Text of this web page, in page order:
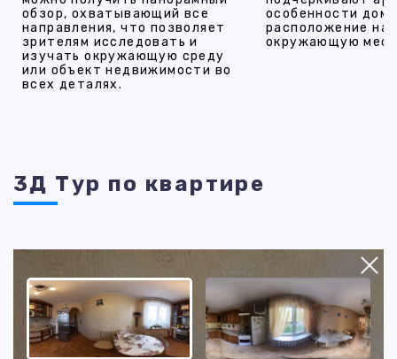
обзор, охватывающий все
направления, что позволяет
зрителям исследовать и
изучать окружающую среду
или объект недвижимости во
всех деталях.
особенности
расположение на
окружающую
3Д Тур по квартире